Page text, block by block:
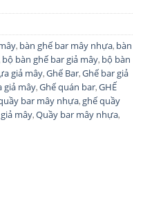
, bàn ghế bar mây nhựa, bàn
bộ bàn ghế bar giả mây, bộ bàn
giả mây,Ghế Bar,Ghế bar giả
giả mây,Ghế quán bar,GHẾ
bar mây nhựa,ghế quầy
mây,Quầy bar mây nhựa,